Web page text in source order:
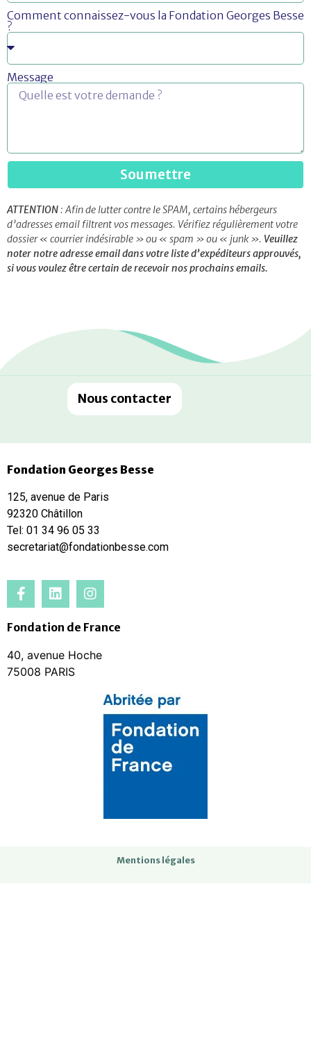
Comment connaissez-vous la Fondation Georges Besse
?
Message
Soumettre
ATTENTION:Afin de lutter contre le SPAM, certains hébergeurs
d’adresses email filtrent vos messages. Vérifiez régulièrement votre
dossier « courrier indésirable » ou « spam » ou « junk ». Veuillez
noter notre adresse email dans votre liste d’expéditeurs approuvés,
si vous voulez être certain de recevoir nos prochains emails.
Nous contacter
Fondation Georges Besse
125, avenue de Paris
92320 Châtillon
Tel: 01 34 96 05 33
secretariat@fondationbesse.com
Fondation de France
40, avenue Hoche
75008 PARIS
Mentions légales